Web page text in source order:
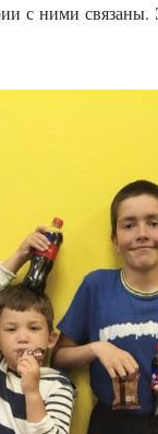
с ними